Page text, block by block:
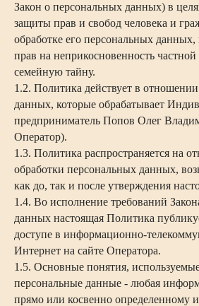
Закон о персональных данных) в
защиты прав и свобод человека и
обработке его персональных
прав на неприкосновенность
семейную тайну.
1.2. Политика действует в
данных, которые обрабатывает
предприниматель Попов Олег
Оператор).
1.3. Политика распространяется на
обработки персональных данных,
как до, так и после утверждения
1.4. Во исполнение требований
данных настоящая Политика
доступе в информационно-
Интернет на сайте Оператора.
1.5. Основные понятия,
персональные данные - любая
прямо или косвенно определенному